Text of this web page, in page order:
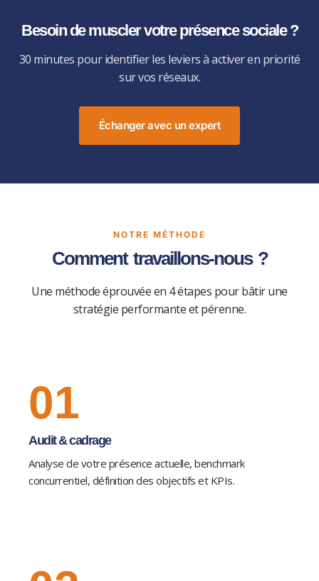
Besoin de muscler votre présence sociale ?
30 minutes pour identifier les leviers à activer en priorité
sur vos réseaux.
Échanger avec un expert
NOTRE MÉTHODE
Comment travaillons-nous ?
Une méthode éprouvée en 4 étapes pour bâtir une
stratégie performante et pérenne.
01
Audit & cadrage
Analyse de votre présence actuelle, benchmark
concurrentiel, définition des objectifs et KPIs.